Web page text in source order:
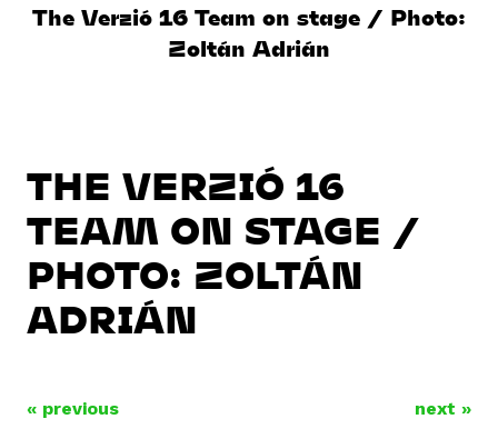
The Verzió 16 Team on stage / Photo:
Zoltán Adrián
THE VERZIÓ 16
TEAM ON STAGE /
PHOTO: ZOLTÁN
ADRIÁN
« previous next »